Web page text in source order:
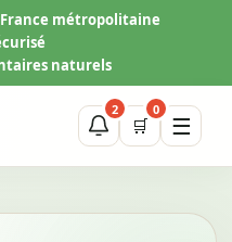
métropolitaine
naturels
2
🛒
0
☰